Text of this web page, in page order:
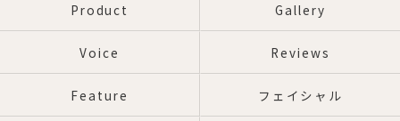
Product Gallery
Voice Reviews
Feature フェイシャル